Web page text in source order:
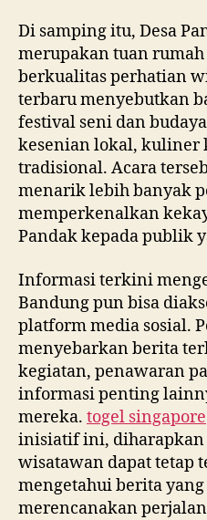
Di samping itu, Desa
merupakan tuan
berkualitas perhatian
terbaru menyebutkan
festival seni dan
kesenian lokal, kuliner
tradisional. Acara
menarik lebih banyak
memperkenalkan
Pandak kepada publik
Informasi terkini
Bandung pun bisa
platform media sosial.
menyebarkan berita
kegiatan, penawaran
informasi penting
mereka. togel singapore
inisiatif ini, diharapkan
wisatawan dapat tetap
mengetahui berita
merencanakan